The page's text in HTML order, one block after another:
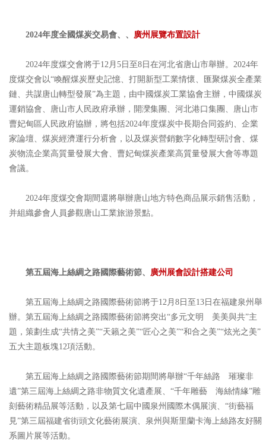
2024年度全國煤炭交易會、、 廣州展覽布置設計
2024年度煤交會將于12月5日至8日在河北省唐山市舉辦。2024年
度煤交會以“喚醒煤炭歷史記憶、打開新型工業情懷、匯聚煤炭全產業
鏈、共謀唐山轉型發展”為主題，由中國煤炭工業協會主辦，中國煤炭
運銷協會、唐山市人民政府承辦，開灤集團、河北港口集團、唐山市
曹妃甸區人民政府協辦，將包括2024年度煤炭中長期合同簽約、企業
家論壇、煤炭經濟運行分析會，以及煤炭營銷數字化轉型研討會、煤
炭物流企業高質量發展大會、曹妃甸煤炭產業高質量發展大會等專題
會議。
2024年度煤交會期間還將舉辦唐山地方特色商品展示銷售活動，
并組織參會人員參觀唐山工業旅游景點。
第五屆海上絲綢之路國際藝術節、 廣州展會設計搭建公司
第五屆海上絲綢之路國際藝術節將于12月8日至13日在福建泉州舉
辦。第五屆海上絲綢之路國際藝術節將突出“多元文明 美美與共”主
題，策劃生成“共情之美”“天籟之美”“匠心之美”“和合之美”“炫光之美”
五大主題板塊12項活動。
第五屆海上絲綢之路國際藝術節期間將舉辦“千年絲路 璀璨非
遺”第三屆海上絲綢之路非物質文化遺產展、“千年雕藝 海絲情緣”雕
刻藝術精品展等活動，以及第七屆中國泉州國際木偶展演、“街藝福
見”第三屆福建省街頭文化藝術展演、泉州與斯里蘭卡海上絲路友好關
系圖片展等活動。